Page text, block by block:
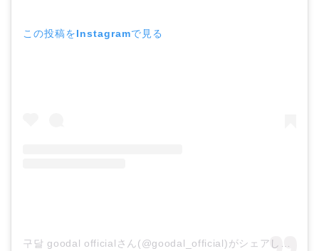
この投稿をInstagramで見る
구달 goodal officialさん(@goodal_official)がシェアした投稿